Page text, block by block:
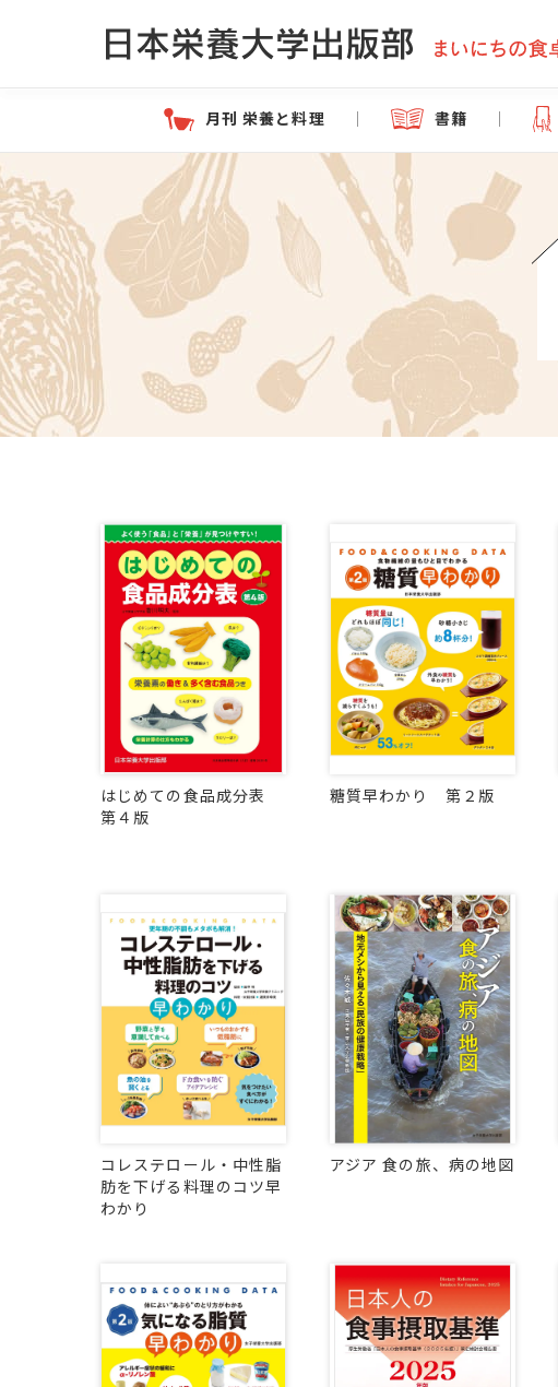
月刊 栄養と料理 書籍
はじめての食品成分表
第４版
糖質早わかり 第２版
コレステロール・中性脂
肪を下げる料理のコツ早
わかり
アジア 食の旅、病の地図